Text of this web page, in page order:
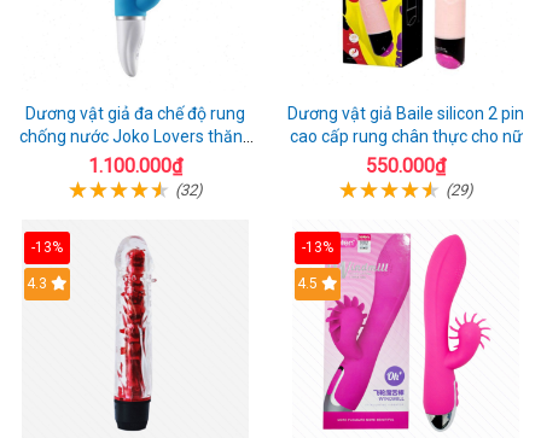
Dương vật giả đa chế độ rung
chống nước Joko Lovers thăng
hoa
1.100.000₫
(32)
Dương vật giả Baile silicon 2 pin
cao cấp rung chân thực cho nữ
550.000₫
(29)
-13%
4.3
-13%
4.5